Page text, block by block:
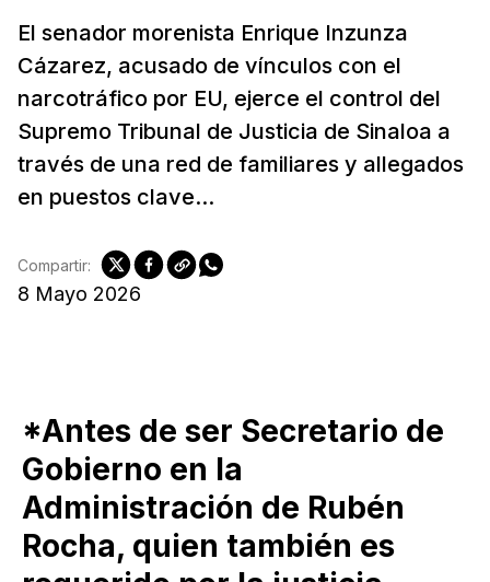
El senador morenista Enrique Inzunza
Cázarez, acusado de vínculos con el
narcotráfico por EU, ejerce el control del
Supremo Tribunal de Justicia de Sinaloa a
través de una red de familiares y allegados
en puestos clave...
8 Mayo 2026
Compartir:
*Antes de ser Secretario de
Gobierno en la
Administración de Rubén
Rocha, quien también es